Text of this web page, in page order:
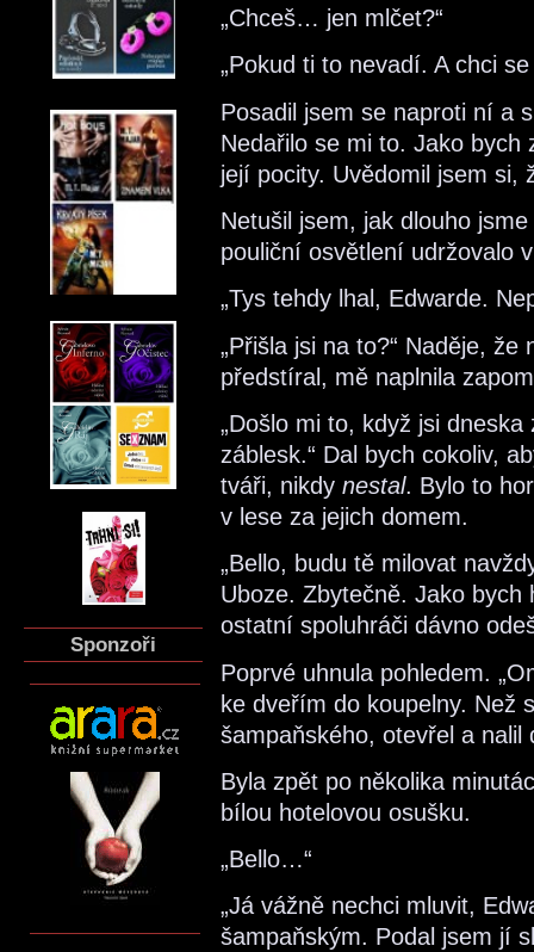
Sponzoři
„Chceš… jen mlčet?“
„Pokud ti to nevadí. A chci
Posadil jsem se naproti ní a
Nedařilo se mi to. Jako
její pocity. Uvědomil jsem si,
Netušil jsem, jak dlouho
pouliční osvětlení udržovalo
„Tys tehdy lhal, Edwarde.
„Přišla jsi na to?“ Naděje,
předstíral, mě naplnila
„Došlo mi to, když jsi
záblesk.“ Dal bych cokoliv,
tváři, nikdy nestal. Bylo to
v lese za jejich domem.
„Bello, budu tě milovat
Uboze. Zbytečně. Jako
ostatní spoluhráči dávno
Poprvé uhnula pohledem.
ke dveřím do koupelny. Než
šampaňského, otevřel a
Byla zpět po několika
bílou hotelovou osušku.
„Bello…“
„Já vážně nechci mluvit,
šampaňským. Podal jsem jí